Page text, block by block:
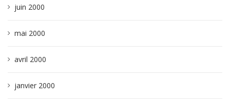
juin 2000
mai 2000
avril 2000
janvier 2000